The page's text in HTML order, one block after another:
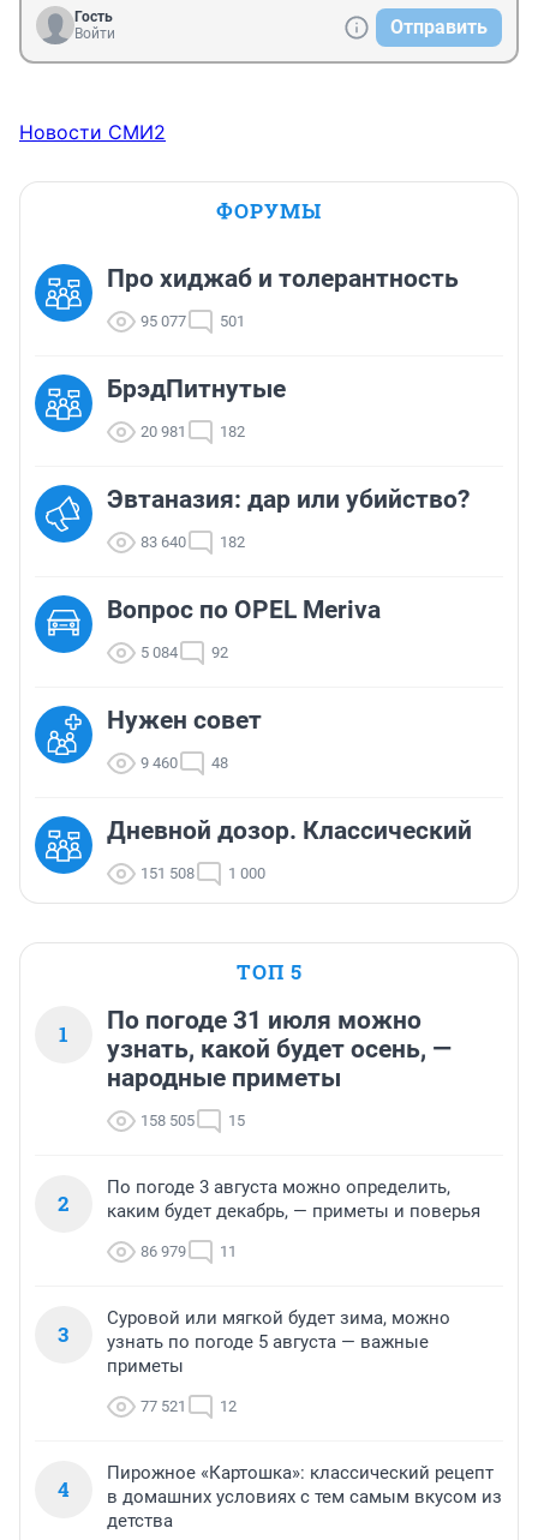
Гость
Войти
Отправить
Новости СМИ2
ФОРУМЫ
Про хиджаб и толерантность
95 077 501
БрэдПитнутые
20 981 182
Эвтаназия: дар или убийство?
83 640 182
Вопрос по OPEL Meriva
5 084 92
Нужен совет
9 460 48
Дневной дозор. Классический
151 508 1 000
ТОП 5
1
По погоде 31 июля можно
узнать, какой будет осень, —
народные приметы
158 505 15
2
По погоде 3 августа можно определить,
каким будет декабрь, — приметы и поверья
86 979 11
3
Суровой или мягкой будет зима, можно
узнать по погоде 5 августа — важные
приметы
77 521 12
4
Пирожное «Картошка»: классический рецепт
в домашних условиях с тем самым вкусом из
детства